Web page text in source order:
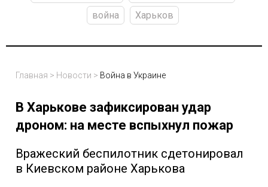
война
Харьков
Главная > Новости > Война в Украине
В Харькове зафиксирован удар
дроном: на месте вспыхнул пожар
Вражеский беспилотник сдетонировал
в Киевском районе Харькова